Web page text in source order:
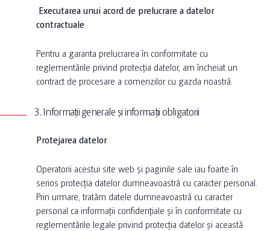
Executarea unui acord de prelucrare a datelor
contractuale
Pentru a garanta prelucrarea în conformitate cu
reglementările privind protecția datelor, am încheiat un
contract de procesare a comenzilor cu gazda noastră.
3. Informații generale și informații obligatorii
Protejarea datelor
Operatorii acestui site web și paginile sale iau foarte în
serios protecția datelor dumneavoastră cu caracter personal.
Prin urmare, tratăm datele dumneavoastră cu caracter
personal ca informații confidențiale și în conformitate cu
reglementările legale privind protecția datelor și această